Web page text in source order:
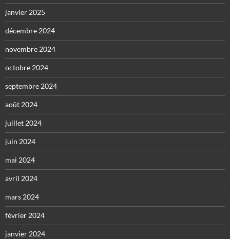
janvier 2025
décembre 2024
novembre 2024
octobre 2024
septembre 2024
août 2024
juillet 2024
juin 2024
mai 2024
avril 2024
mars 2024
février 2024
janvier 2024